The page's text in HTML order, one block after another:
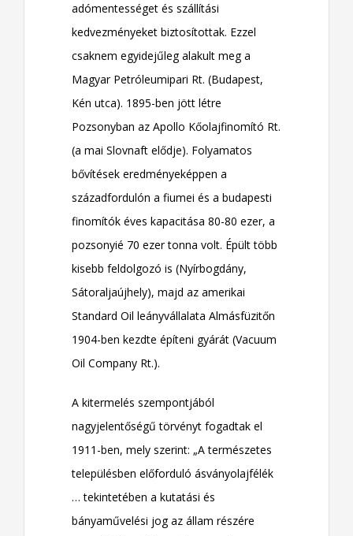
adómentességet és szállítási
kedvezményeket biztosítottak. Ezzel
csaknem egyidejűleg alakult meg a
Magyar Petróleumipari Rt. (Budapest,
Kén utca). 1895-ben jött létre
Pozsonyban az Apollo Kőolajfinomító Rt.
(a mai Slovnaft elődje). Folyamatos
bővítések eredményeképpen a
századfordulón a fiumei és a budapesti
finomítók éves kapacitása 80-80 ezer, a
pozsonyié 70 ezer tonna volt. Épült több
kisebb feldolgozó is (Nyírbogdány,
Sátoraljaújhely), majd az amerikai
Standard Oil leányvállalata Almásfüzitőn
1904-ben kezdte építeni gyárát (Vacuum
Oil Company Rt.).
A kitermelés szempontjából
nagyjelentőségű törvényt fogadtak el
1911-ben, mely szerint: „A természetes
településben előforduló ásványolajfélék
… tekintetében a kutatási és
bányaművelési jog az állam részére